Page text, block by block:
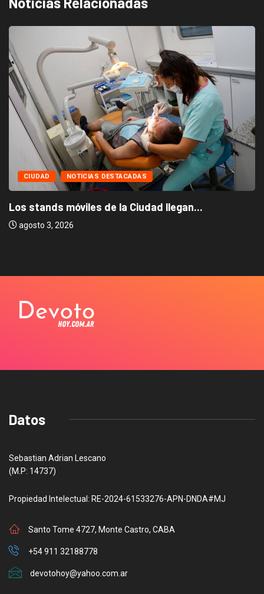
CIUDAD NOTICIAS DESTACADAS
Los stands móviles de la Ciudad llegan...
agosto 3, 2026
Datos
Sebastian Adrian Lescano
(M.P: 14737)
Propiedad Intelectual: RE-2024-61533276-APN-DNDA#MJ
Santo Tome 4727, Monte Castro, CABA
+54 911 32188778
devotohoy@yahoo.com.ar